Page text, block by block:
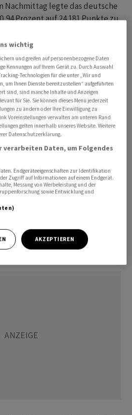
Nachmittag legte das deutsche
Prozent auf 24.181 Punkte zu
Lipkow vom Broker CMC
Investoren trauten sich nicht
und warteten ab.
der vergangenen Woche
Dax - von wachsender
zwischen den USA und
über 25.150 Punkte auf den
auf ein baldiges Ende
diese Erholungsgewinne
mittelgrossen Werte, gewann
die Börsen überwiegend
freundlicher Handelsstart an der
Börse erwartet.
wichtig
und greifen auf personenbezogene Daten
Kennungen auf Ihrem Gerät zu. Durch Auswahl
Technologien für die unter „Wir und
um Ihnen Dienste bereitzustellen“ aufgeführten
sind, sind manche Inhalte und Anzeigen
für Sie. Sie können dieses Menü jederzeit
zu ändern oder Ihre Einwilligung zu
Voreinstellungen verwalten am unteren Rand
gelten innerhalb unseres Website. Weitere
Datenschutzerklärung.
verarbeiten Daten, um Folgendes
Endgeräteeigenschaften zur Identifikation
Zugriff auf Informationen auf einem Endgerät.
Messung von Werbeleistung und der
sowie Entwicklung und
AKZEPTIEREN